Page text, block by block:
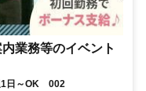
業務等のイベント
1日～OK 002